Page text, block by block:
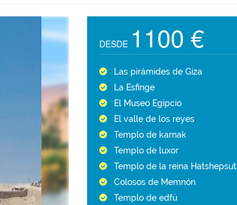
DESDE 1100 €
Las pirámides de Giza
La Esfinge
El Museo Egipcio
El valle de los reyes
Templo de karnak
Templo de luxor
Templo de la reina Hatshepsut
Colosos de Memnón
Templo de edfú